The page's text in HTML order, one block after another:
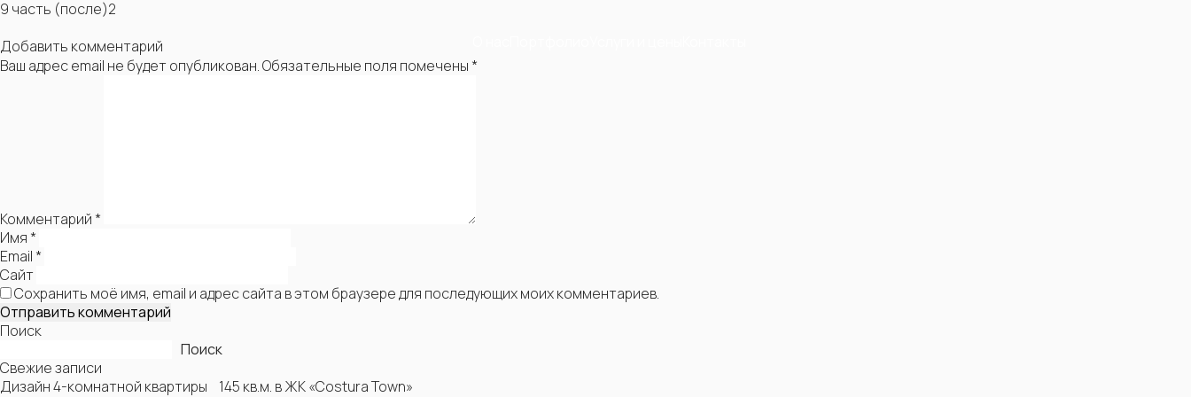
9 часть (после)2
Добавить комментарий
Ваш адрес email не будет опубликован.Обязательные поля помечены *
Комментарий *
Имя *
Email *
Сайт
Сохранить моё имя, email и адрес сайта в этом браузере для последующих моих комментариев.
Поиск
Поиск
Свежие записи
Дизайн 4-комнатной квартиры 145 кв.м. в ЖК «Costura Town»